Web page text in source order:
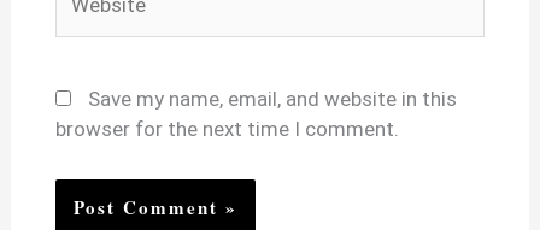
Save my name, email, and website in this
browser for the next time I comment.